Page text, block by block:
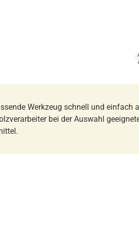
Werkzeug schnell und einfach
bei der Auswahl